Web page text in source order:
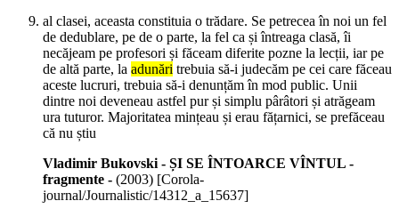
al clasei, aceasta constituia o trădare. Se petrecea în noi un fel
de dedublare, pe de o parte, la fel ca și întreaga clasă, îi
necăjeam pe profesori și făceam diferite pozne la lecții, iar pe
de altă parte, la adunări trebuia să-i judecăm pe cei care făceau
aceste lucruri, trebuia să-i denunțăm în mod public. Unii
dintre noi deveneau astfel pur și simplu pârâtori și atrăgeam
ura tuturor. Majoritatea mințeau și erau fățarnici, se prefăceau
că nu știu
Vladimir Bukovski - ȘI SE ÎNTOARCE VÎNTUL -
fragmente - (2003) [Corola-
journal/Journalistic/14312_a_15637]